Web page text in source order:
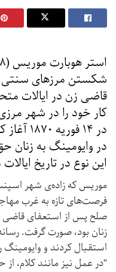
شکستن مرزهای سنتی،
قاضی زن در ایالات
کار خود را در شهر
در ۱۴
در وایومینگ به زنان
این نوع در تاریخ
موریس که زاده‌ی شهر
فرصت‌های تازه به غرب
صلح پس از استعفای قاضی
زنان بود، صورت گرفت.
استقبال کردند و وایومینگ
“در عمل نیز مانند کلام، از